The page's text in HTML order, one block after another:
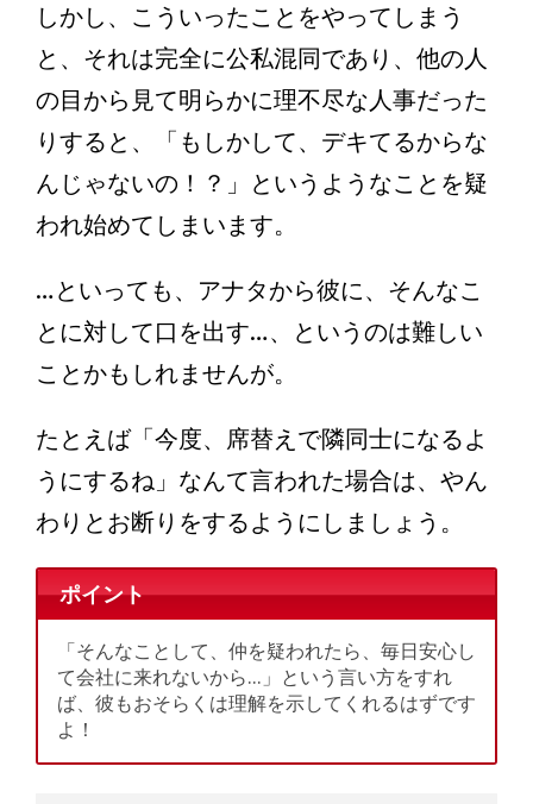
しかし、こういったことをやってしまう
と、それは完全に公私混同であり、他の人
の目から見て明らかに理不尽な人事だった
りすると、「もしかして、デキてるからな
んじゃないの！？」というようなことを疑
われ始めてしまいます。
…といっても、アナタから彼に、そんなこ
とに対して口を出す…、というのは難しい
ことかもしれませんが。
たとえば「今度、席替えで隣同士になるよ
うにするね」なんて言われた場合は、やん
わりとお断りをするようにしましょう。
ポイント
「そんなことして、仲を疑われたら、毎日安心し
て会社に来れないから…」という言い方をすれ
ば、彼もおそらくは理解を示してくれるはずです
よ！